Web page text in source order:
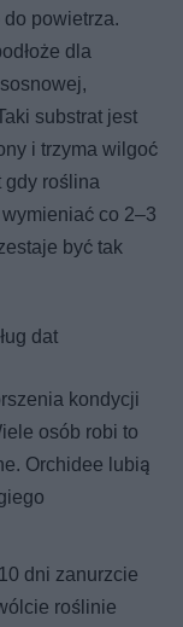
powietrza.
dla
substrat jest
i trzyma wilgoć
gdy roślina
co 2–3
być tak
dat
kondycji
osób robi to
Orchidee lubią
dni zanurzcie
roślinie